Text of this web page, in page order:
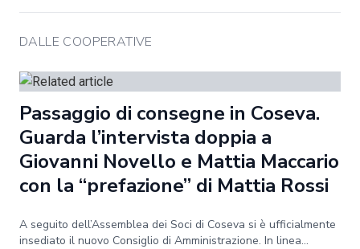
DALLE COOPERATIVE
Passaggio di consegne in Coseva.
Guarda l’intervista doppia a
Giovanni Novello e Mattia Maccario
con la “prefazione” di Mattia Rossi
A seguito dell’Assemblea dei Soci di Coseva si è ufficialmente
insediato il nuovo Consiglio di Amministrazione. In linea...